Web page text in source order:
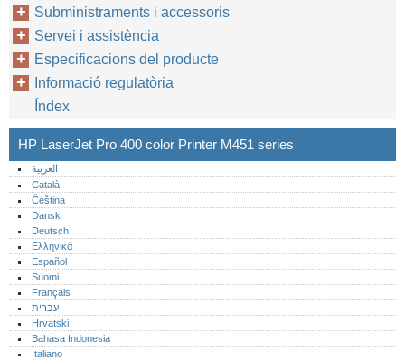
Subministraments i accessoris
Servei i assistència
Especificacions del producte
Informació regulatòria
Índex
HP LaserJet Pro 400 color Printer M451 series
العربية
Català
Čeština
Dansk
Deutsch
Ελληνικά
Español
Suomi
Français
עברית
Hrvatski
Bahasa Indonesia
Italiano